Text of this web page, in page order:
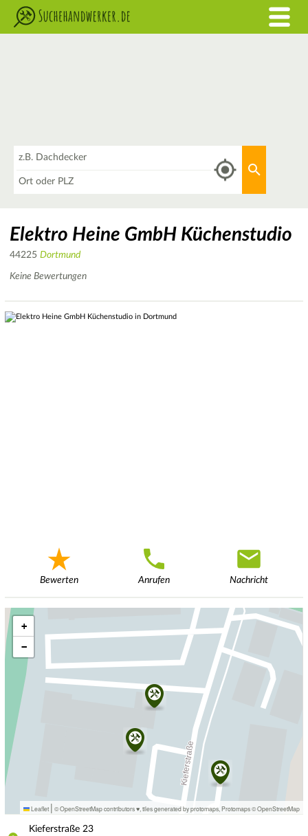
Elektro Heine GmbH Küchenstudio
44225 Dortmund
Keine Bewertungen
Bewerten Anrufen Nachricht
+
−
Leaflet | © OpenStreetMap contributors ♥, tiles generated by protomaps Protomaps©OpenStreetMap
Kieferstraße 23